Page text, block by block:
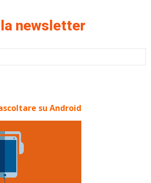
newsletter
su Android